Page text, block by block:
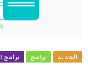
الجديد برامج برامج